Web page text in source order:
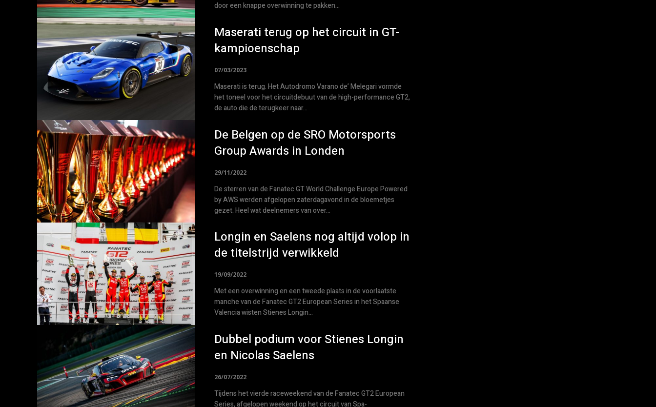
door een knappe overwinning te pakken...
Maserati terug op het circuit in GT-
kampioenschap
07/03/2023
Maserati is terug. Het Autodromo Varano de’ Melegari vormde
het toneel voor het circuitdebuut van de high-performance GT2,
de auto die de terugkeer naar...
De Belgen op de SRO Motorsports
Group Awards in Londen
29/11/2022
De sterren van de Fanatec GT World Challenge Europe Powered
by AWS werden afgelopen zaterdagavond in de bloemetjes
gezet. Heel wat deelnemers van over...
Longin en Saelens nog altijd volop in
de titelstrijd verwikkeld
19/09/2022
Met een overwinning en een tweede plaats in de voorlaatste
manche van de Fanatec GT2 European Series in het Spaanse
Valencia wisten Stienes Longin...
Dubbel podium voor Stienes Longin
en Nicolas Saelens
26/07/2022
Tijdens het vierde raceweekend van de Fanatec GT2 European
Series, afgelopen weekend op het circuit van Spa-